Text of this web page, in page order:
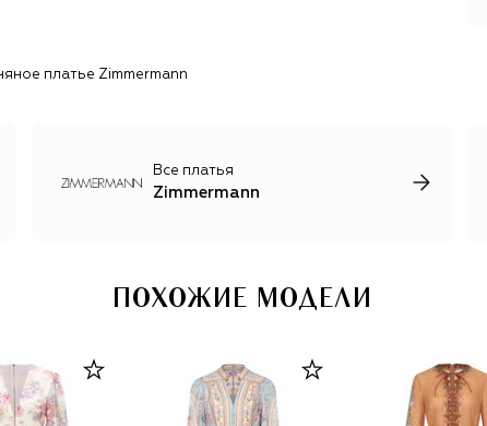
порой украшенных не хуже вечерних платьев.
платье Zimmermann
Все платья
Zimmermann
ПОХОЖИЕ МОДЕЛИ